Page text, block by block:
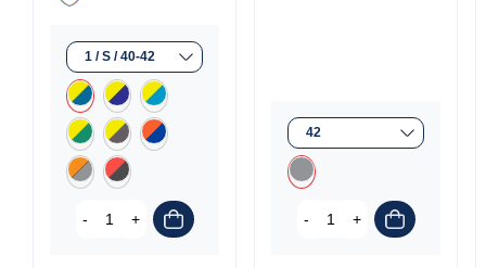
- + - +